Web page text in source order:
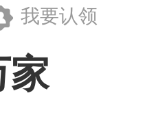
我要认领
家